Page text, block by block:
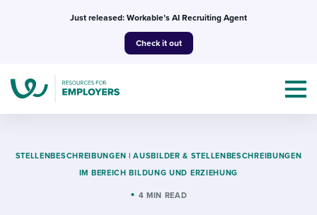
Just released: Workable’s AI Recruiting Agent
Check it out
Topics
STELLENBESCHREIBUNGEN | AUSBILDER & STELLENBESCHREIBUNGEN
IM BEREICH BILDUNG UND ERZIEHUNG
4 MIN READ